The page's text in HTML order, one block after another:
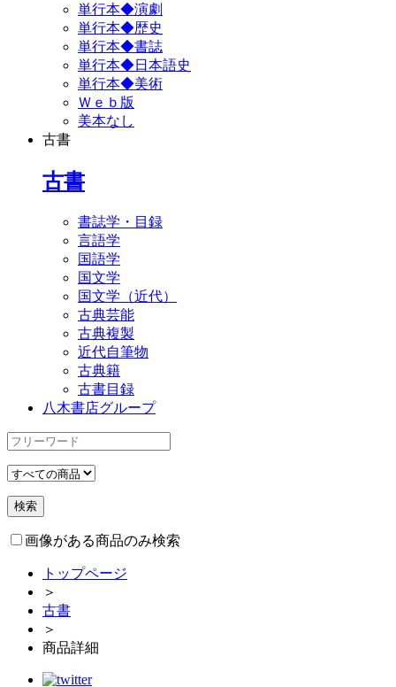
単行本◆演劇
単行本◆歴史
単行本◆書誌
単行本◆日本語史
単行本◆美術
Ｗｅｂ版
美本なし
古書
古書
書誌学・目録
言語学
国語学
国文学
国文学（近代）
古典芸能
古典複製
近代自筆物
古典籍
古書目録
八木書店グループ
画像がある商品のみ検索
トップページ
＞
古書
＞
商品詳細